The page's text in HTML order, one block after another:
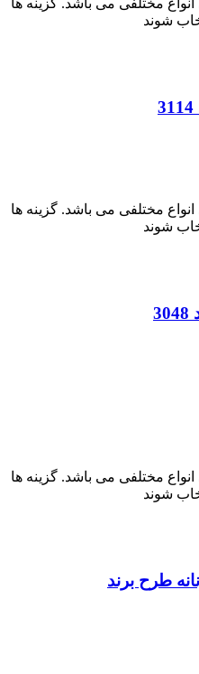
شوند
مختلفی می باشد. گزینه ها
شوند
مختلفی می باشد. گزینه ها
شوند